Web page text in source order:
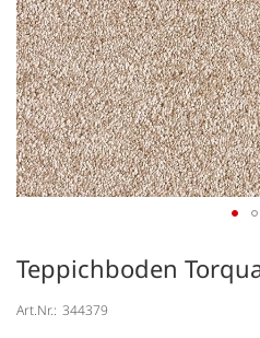
Teppichboden
Art.Nr.: 344379